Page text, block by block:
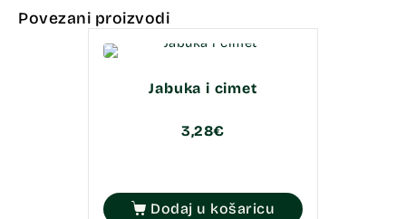
Povezani proizvodi
Jabuka i cimet
3,28€
Dodaj u košaricu